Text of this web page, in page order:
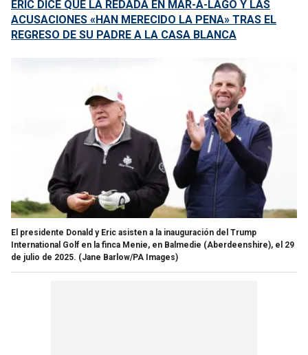
ERIC DICE QUE LA REDADA EN MAR-A-LAGO Y LAS
ACUSACIONES «HAN MERECIDO LA PENA» TRAS EL
REGRESO DE SU PADRE A LA CASA BLANCA
El presidente Donald y Eric asisten a la inauguración del Trump
International Golf en la finca Menie, en Balmedie (Aberdeenshire), el 29
de julio de 2025. (Jane Barlow/PA Images)